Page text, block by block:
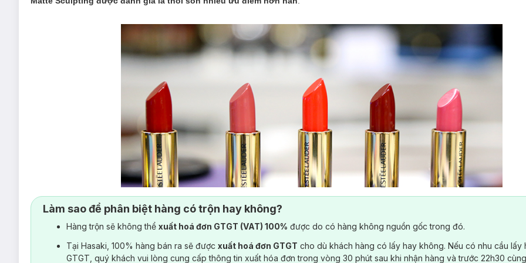
Làm sao để phân biệt hàng có trộn hay không?
Hàng trộn sẽ không thể xuất hoá đơn GTGT (VAT) 100% được do có hàng không nguồn gốc trong đó.
Tại Hasaki, 100% hàng bán ra sẽ được xuất hoá đơn GTGT cho dù khách hàng có lấy hay không. Nếu có nhu cầu lấy
GTGT, quý khách vui lòng cung cấp thông tin xuất hóa đơn trong vòng 30 phút sau khi nhận hàng và trước 22h30